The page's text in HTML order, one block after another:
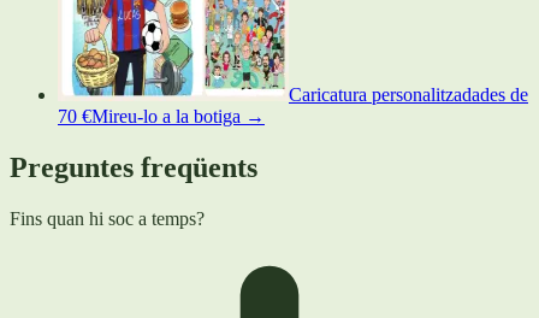
Caricatura personalitzadades de
70 €Mireu-lo a la botiga →
Preguntes freqüents
Fins quan hi soc a temps?